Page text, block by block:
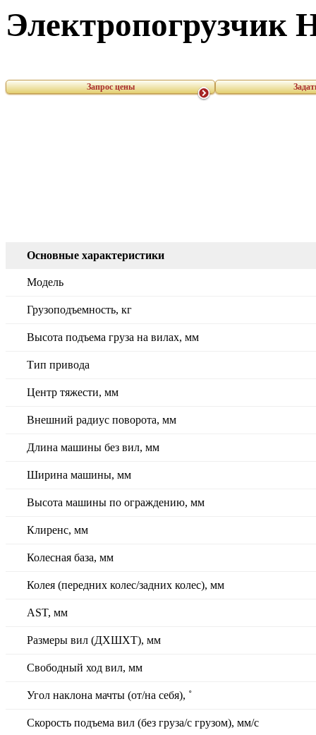
Электропогрузчик
Запрос цены
Основные характеристики
Модель
Грузоподъемность, кг
Высота подъема груза на вилах, мм
Тип привода
Центр тяжести, мм
Внешний радиус поворота, мм
Длина машины без вил, мм
Ширина машины, мм
Высота машины по ограждению, мм
Клиренс, мм
Колесная база, мм
Колея (передних колес/задних колес), мм
AST, мм
Размеры вил (ДXШXТ), мм
Свободный ход вил, мм
Угол наклона мачты (от/на себя), ˚
Скорость подъема вил (без груза/с грузом), мм/с